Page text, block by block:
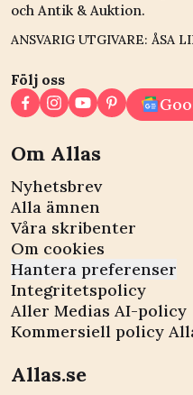
och Antik & Auktion.
ANSVARIG UTGIVARE: ÅSA
Följ oss
Om Allas
Nyhetsbrev
Alla ämnen
Våra skribenter
Om cookies
Hantera preferenser
Integritetspolicy
Aller Medias AI-policy
Kommersiell policy
Allas.se